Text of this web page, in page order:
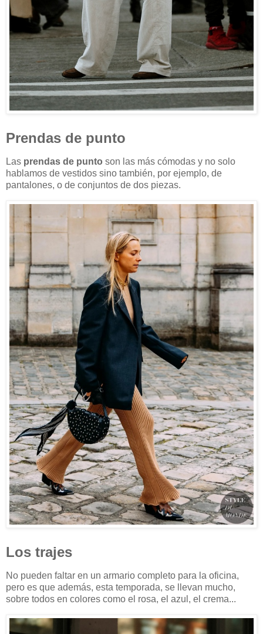
Prendas de punto
Las prendas de punto son las más cómodas y no solo
hablamos de vestidos sino también, por ejemplo, de
pantalones, o de conjuntos de dos piezas.
Los trajes
No pueden faltar en un armario completo para la oficina,
pero es que además, esta temporada, se llevan mucho,
sobre todos en colores como el rosa, el azul, el crema...